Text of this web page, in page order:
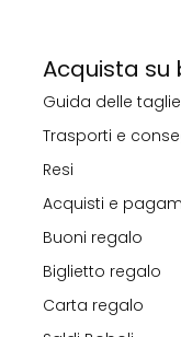
Acquista su
Guida delle taglie
Trasporti e
Resi
Acquisti e
Buoni regalo
Biglietto regalo
Carta regalo